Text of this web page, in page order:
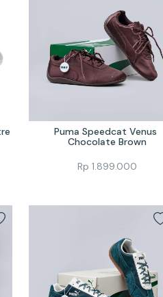
Puma Speedcat Venus
Chocolate Brown
Rp 1.899.000